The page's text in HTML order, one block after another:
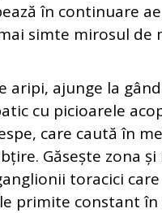
în continuare
simte mirosul de
ajunge la
cu picioarele
care caută în
Găsește zona
toracici
primite constant în